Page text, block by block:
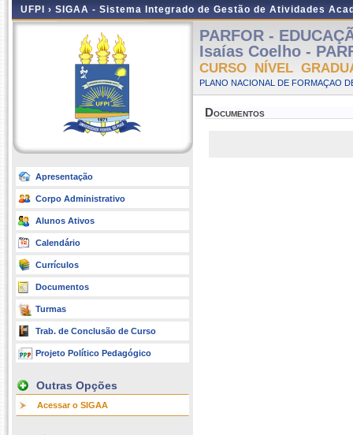
UFPI › SIGAA - Sistema Integrado de Gestão de Atividades
Apresentação
Corpo Administrativo
Alunos Ativos
Calendário
Currículos
Documentos
Turmas
Trab. de Conclusão de Curso
Projeto Político Pedagógico
Outras Opções
Acessar o SIGAA
PARFOR -
Isaías Coelho -
CURSO NÍVEL
PLANO NACIONAL DE FORMAÇAO
Documentos